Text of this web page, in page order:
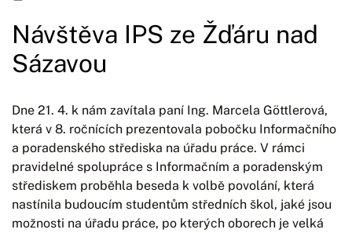
Návštěva IPS ze Žďáru nad
Sázavou
Dne 21. 4. k nám zavítala paní Ing. Marcela Göttlerová,
která v 8. ročnících prezentovala pobočku Informačního
a poradenského střediska na úřadu práce. V rámci
pravidelné spolupráce s Informačním a poradenským
střediskem proběhla beseda k volbě povolání, která
nastínila budoucím studentům středních škol, jaké jsou
možnosti na úřadu práce, po kterých oborech je velká